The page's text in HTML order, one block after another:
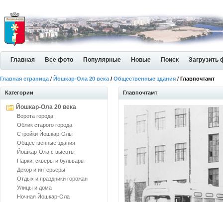
Главная Все фото Популярные Новые Поиск Загрузить
Главная страница / Йошкар-Ола 20 века / Общественные здания / Главпочтамт
Категории
Йошкар-Ола 20 века
Ворота города
Облик старого города
Стройки Йошкар-Олы
Общественные здания
Йошкар-Ола с высоты
Парки, скверы и бульвары
Декор и интерьеры
Отдых и праздники горожан
Улицы и дома
Ночная Йошкар-Ола
Главпочтамт